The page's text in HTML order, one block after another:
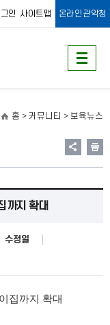
인 사이트맵 온라인관악청
홈 > 커뮤니티 > 보육뉴스
까지 확대
수정일
집까지 확대